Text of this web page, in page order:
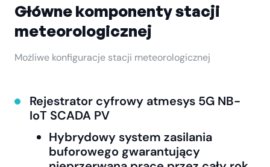
Główne komponenty stacji
meteorologicznej
Możliwe konfiguracje stacji meteorologicznej
Rejestrator cyfrowy atmesys 5G NB-
IoT SCADA PV
Hybrydowy system zasilania
buforowego gwarantujący